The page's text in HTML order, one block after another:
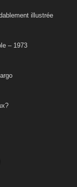
illustrée
– 1973